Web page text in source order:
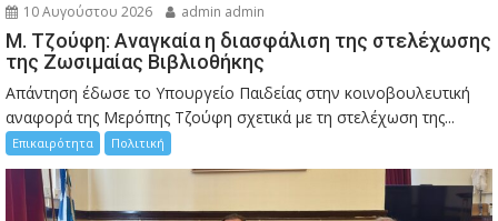
10 Αυγούστου 2026 admin admin
M. Τζούφη: Αναγκαία η διασφάλιση της στελέχωσης
της Ζωσιμαίας Βιβλιοθήκης
Απάντηση έδωσε το Υπουργείο Παιδείας στην κοινοβουλευτική
αναφορά της Μερόπης Τζούφη σχετικά με τη στελέχωση της...
Επικαιρότητα Πολιτική